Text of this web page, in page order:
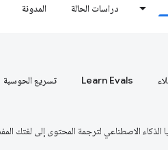
دراسات الحالة المدونة
Learn Evals تسريع الحوسبة